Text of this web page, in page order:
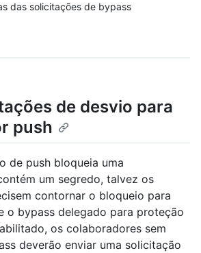
das solicitações de bypass
de desvio para
push
de push bloqueia uma
um segredo, talvez os
contornar o bloqueio para
o bypass delegado para proteção
os colaboradores sem
deverão enviar uma solicitação